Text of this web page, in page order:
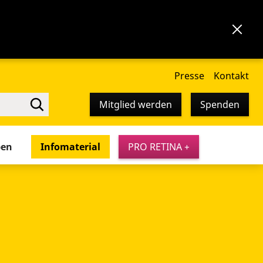
Presse Kontakt
Mitglied werden Spenden
Infomaterial PRO RETINA +